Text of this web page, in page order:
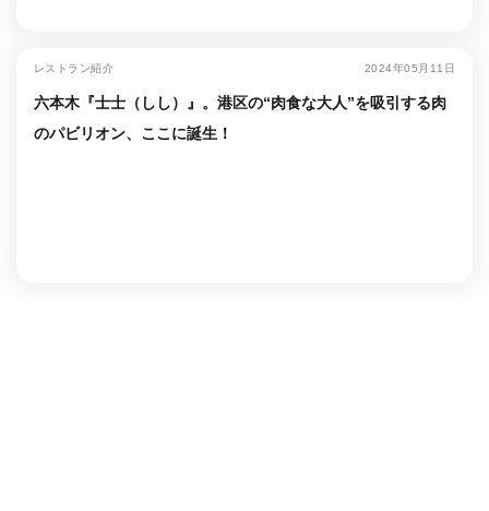
レストラン紹介 2024年05月11日
六本木『士士（しし）』。港区の“肉食な大人”を吸引する肉
のパビリオン、ここに誕生！